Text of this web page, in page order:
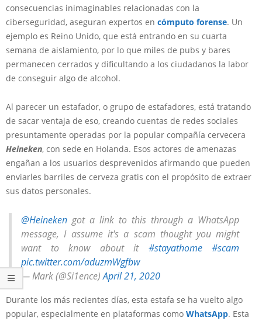
consecuencias inimaginables relacionadas con la
ciberseguridad, aseguran expertos en cómputo forense. Un
ejemplo es Reino Unido, que está entrando en su cuarta
semana de aislamiento, por lo que miles de pubs y bares
permanecen cerrados y dificultando a los ciudadanos la labor
de conseguir algo de alcohol.
Al parecer un estafador, o grupo de estafadores, está tratando
de sacar ventaja de eso, creando cuentas de redes sociales
presuntamente operadas por la popular compañía cervecera
Heineken, con sede en Holanda. Esos actores de amenazas
engañan a los usuarios desprevenidos afirmando que pueden
enviarles barriles de cerveza gratis con el propósito de extraer
sus datos personales.
@Heineken got a link to this through a WhatsApp
message, I assume it's a scam thought you might
want to know about it #stayathome
#scam
pic.twitter.com/aduzmWgfbw
— Mark (@Si1ence)April 21, 2020
Durante los más recientes días, esta estafa se ha vuelto algo
popular, especialmente en plataformas como WhatsApp. Esta